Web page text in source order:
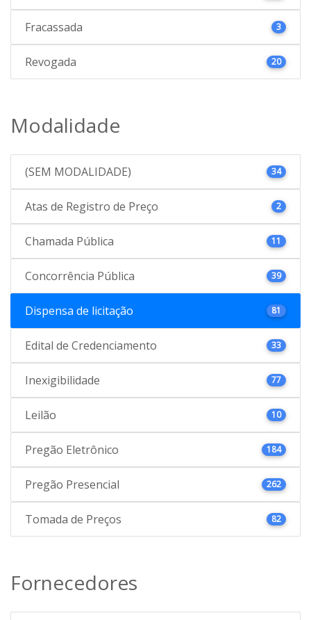
Fracassada 3
Revogada 20
Modalidade
(SEM MODALIDADE) 34
Atas de Registro de Preço 2
Chamada Pública 11
Concorrência Pública 39
Dispensa de licitação 81
Edital de Credenciamento 33
Inexigibilidade 77
Leilão 10
Pregão Eletrônico 184
Pregão Presencial 262
Tomada de Preços 82
Fornecedores